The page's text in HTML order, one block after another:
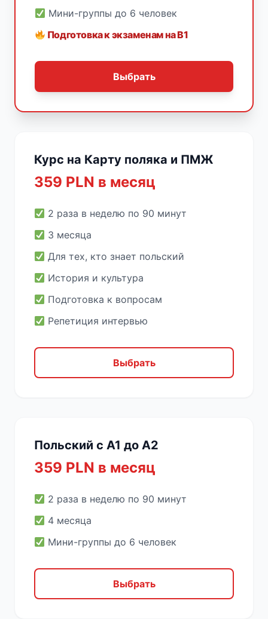
Мини-группы до 6 человек
Подготовка к экзаменам на B1
Выбрать
Курс на Карту поляка и ПМЖ
359 PLN в месяц
2 раза в неделю по 90 минут
3 месяца
Для тех, кто знает польский
История и культура
Подготовка к вопросам
Репетиция интервью
Выбрать
Польский с A1 до A2
359 PLN в месяц
2 раза в неделю по 90 минут
4 месяца
Мини-группы до 6 человек
Выбрать